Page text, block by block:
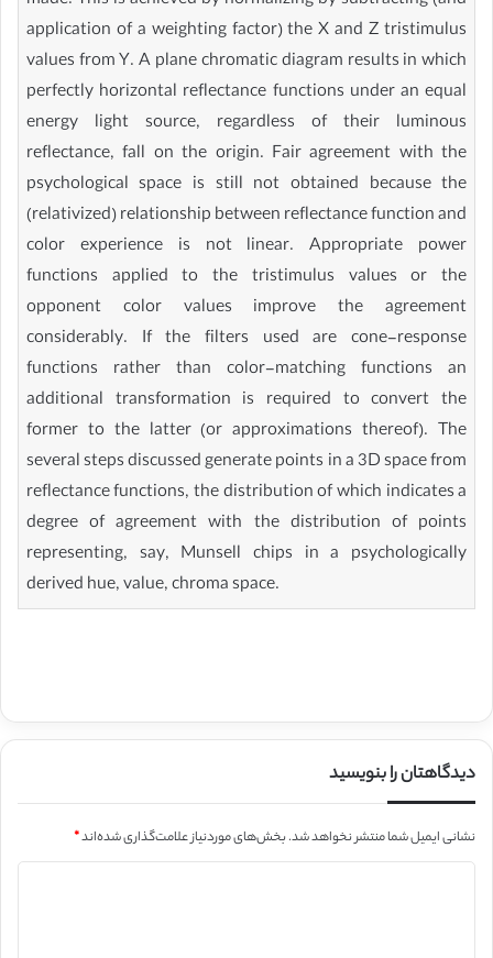
application of a weighting factor) the X and Z tristimulus
values from Y. A plane chromatic diagram results in which
perfectly horizontal reflectance functions under an equal
energy light source, regardless of their luminous
reflectance, fall on the origin. Fair agreement with the
psychological space is still not obtained because the
(relativized) relationship between reflectance function and
color experience is not linear. Appropriate power
functions applied to the tristimulus values or the
opponent color values improve the agreement
considerably. If the filters used are cone-response
functions rather than color-matching functions an
additional transformation is required to convert the
former to the latter (or approximations thereof). The
several steps discussed generate points in a 3D space from
reflectance functions, the distribution of which indicates a
degree of agreement with the distribution of points
representing, say, Munsell chips in a psychologically
derived hue, value, chroma space.
دیدگاهتان را بنویسید
نشانی ایمیل شما منتشر نخواهد شد.بخش‌های موردنیاز علامت‌گذاری شده‌اند*